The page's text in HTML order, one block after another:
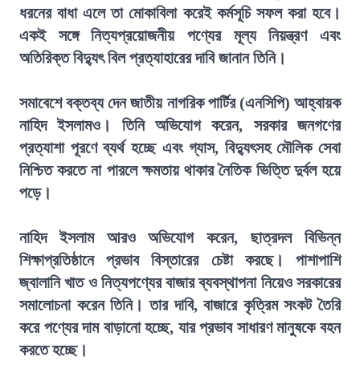
ধরনের বাধা এলে তা মোকাবিলা করেই কর্মসূচি সফল করা হবে।
একই সঙ্গে নিত্যপ্রয়োজনীয় পণ্যের মূল্য নিয়ন্ত্রণ এবং
অতিরিক্ত বিদ্যুৎ বিল প্রত্যাহারের দাবি জানান তিনি।
সমাবেশে বক্তব্য দেন জাতীয় নাগরিক পার্টির (এনসিপি) আহ্বায়ক
নাহিদ ইসলামও। তিনি অভিযোগ করেন, সরকার জনগণের
প্রত্যাশা পূরণে ব্যর্থ হচ্ছে এবং গ্যাস, বিদ্যুৎসহ মৌলিক সেবা
নিশ্চিত করতে না পারলে ক্ষমতায় থাকার নৈতিক ভিত্তি দুর্বল হয়ে
পড়ে।
নাহিদ ইসলাম আরও অভিযোগ করেন, ছাত্রদল বিভিন্ন
শিক্ষাপ্রতিষ্ঠানে প্রভাব বিস্তারের চেষ্টা করছে। পাশাপাশি
জ্বালানি খাত ও নিত্যপণ্যের বাজার ব্যবস্থাপনা নিয়েও সরকারের
সমালোচনা করেন তিনি। তার দাবি, বাজারে কৃত্রিম সংকট তৈরি
করে পণ্যের দাম বাড়ানো হচ্ছে, যার প্রভাব সাধারণ মানুষকে বহন
করতে হচ্ছে।